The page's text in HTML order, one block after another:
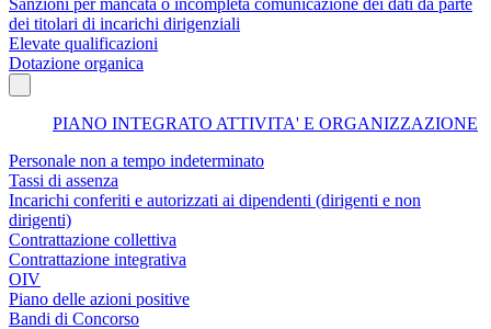
dei titolari di incarichi dirigenziali
Elevate qualificazioni
Dotazione organica
PIANO INTEGRATO ATTIVITA' E ORGANIZZAZIONE
Personale non a tempo indeterminato
Tassi di assenza
Incarichi conferiti e autorizzati ai dipendenti (dirigenti e non
dirigenti)
Contrattazione collettiva
Contrattazione integrativa
OIV
Piano delle azioni positive
Bandi di Concorso